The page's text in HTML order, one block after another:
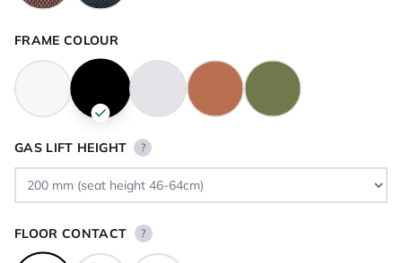
FRAME COLOUR
GAS LIFT HEIGHT ?
FLOOR CONTACT ?